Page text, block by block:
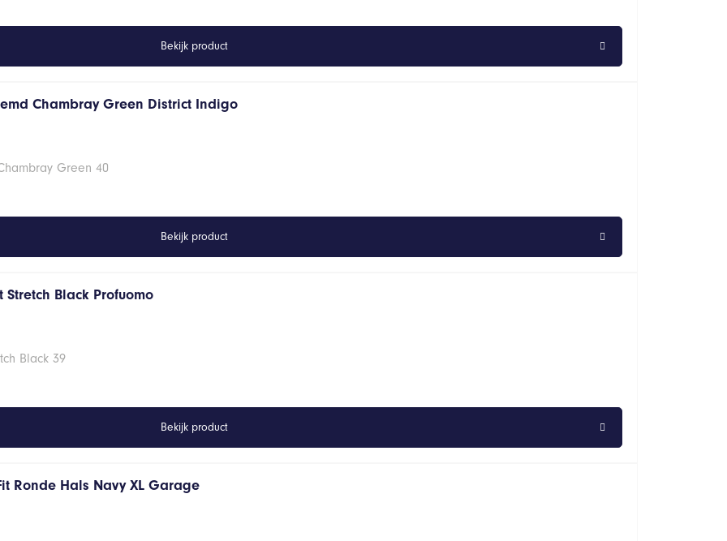
Bekijk product
Chambray Green District Indigo
Green 40
Bekijk product
Stretch Black Profuomo
Black 39
Bekijk product
Ronde Hals Navy XL Garage